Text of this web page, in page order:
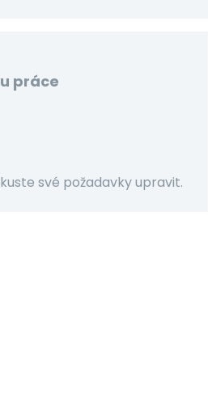
práce
své požadavky upravit.